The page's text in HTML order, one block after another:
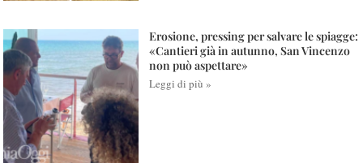
Erosione, pressing per salvare le spiagge:
«Cantieri già in autunno, San Vincenzo
non può aspettare»
Leggi di più »